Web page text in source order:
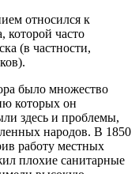
относился к
которой часто
(в частности,
было множество
которых он
здесь и проблемы,
народов. В 1850
работу местных
плохие санитарные